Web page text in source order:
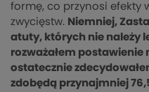
formę, co przynosi efekty
zwycięstw. Niemniej,
atuty, których nie należy
rozważałem postawienie
ostatecznie
zdobędą przynajmniej